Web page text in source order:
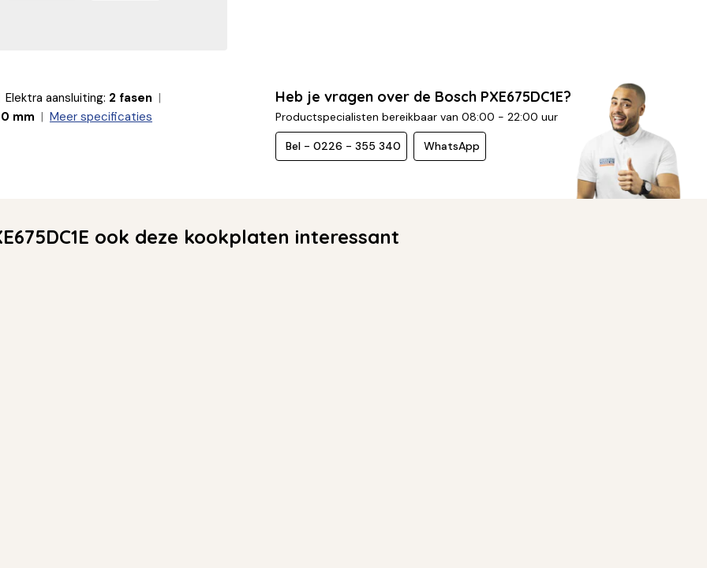
Elektra aansluiting: 2 fasen
mm Meer specificaties
Heb je vragen over de Bosch PXE675DC1E?
Productspecialisten bereikbaar van 08:00 - 22:00 uur
Bel - 0226 - 355 340 WhatsApp
ook deze kookplaten interessant